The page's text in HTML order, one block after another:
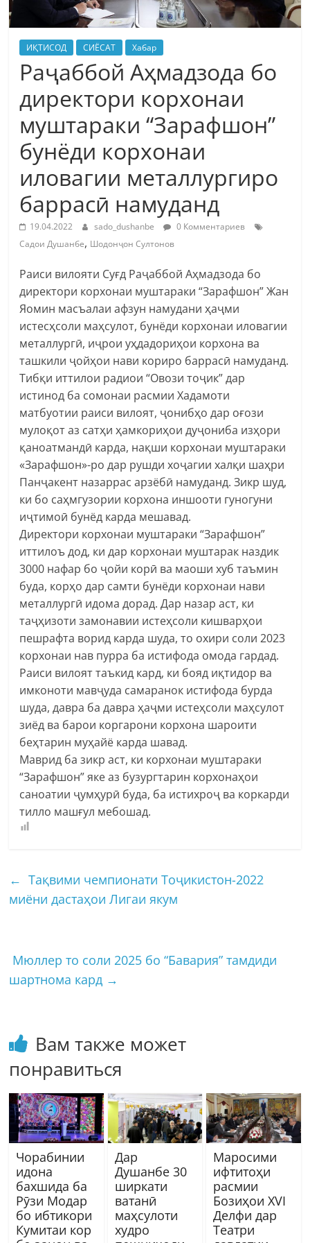
ИҚТИСОД СИЁСАТ Хабар
Раҷаббой Аҳмадзода бо
директори корхонаи
муштараки “Зарафшон”
бунёди корхонаи
иловагии металлургиро
баррасӣ намуданд
19.04.2022 sado_dushanbe
0 Комментариев
Садои Душанбе, Шодонҷон Султонов
Раиси вилояти Суғд Раҷаббой Аҳмадзода бо
директори корхонаи муштараки “Зарафшон” Жан
Яомин масъалаи афзун намудани ҳаҷми
истесҳсоли маҳсулот, бунёди корхонаи иловагии
металлургӣ, иҷрои уҳдадориҳои корхона ва
ташкили ҷойҳои нави кориро баррасӣ намуданд.
Тибқи иттилои радиои “Овози тоҷик” дар
истинод ба сомонаи расмии Хадамоти
матбуотии раиси вилоят, ҷонибҳо дар оғози
мулоқот аз сатҳи ҳамкориҳои дуҷониба изҳори
қаноатмандӣ карда, нақши корхонаи муштараки
«Зарафшон»-ро дар рушди хоҷагии халқи шаҳри
Панҷакент назаррас арзёбӣ намуданд. Зикр шуд,
ки бо саҳмгузории корхона иншооти гуногуни
иҷтимоӣ бунёд карда мешавад.
Директори корхонаи муштараки “Зарафшон”
иттилоъ дод, ки дар корхонаи муштарак наздик
3000 нафар бо ҷойи корӣ ва маоши хуб таъмин
буда, корҳо дар самти бунёди корхонаи нави
металлургӣ идома дорад. Дар назар аст, ки
таҷҳизоти замонавии истеҳсоли кишварҳои
пешрафта ворид карда шуда, то охири соли 2023
корхонаи нав пурра ба истифода омода гардад.
Раиси вилоят таъкид кард, ки бояд иқтидор ва
имконоти мавҷуда самаранок истифода бурда
шуда, давра ба давра ҳаҷми истеҳсоли маҳсулот
зиёд ва барои коргарони корхона шароити
беҳтарин муҳайё карда шавад.
Маврид ба зикр аст, ки корхонаи муштараки
“Зарафшон” яке аз бузургтарин корхонаҳои
саноатии ҷумҳурӣ буда, ба истихроҷ ва коркарди
тилло машғул мебошад.
← Тақвими чемпионати Тоҷикистон-2022
миёни дастаҳои Лигаи якум
Мюллер то соли 2025 бо “Бавария” тамдиди
шартнома кард →
Вам также может
понравиться
Чорабинии
идона
бахшида ба
Рӯзи Модар
бо ибтикори
Кумитаи кор
Дар
Душанбе 30
ширкати
ватанӣ
маҳсулоти
худро
Маросими
ифтитоҳи
расмии
Бозиҳои XVI
Делфи дар
Театри